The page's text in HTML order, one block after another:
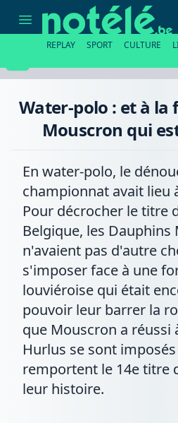
fin,
Mouscron
REPLAY SPORT CULTURE
Water-polo : et à la
Mouscron qui
En water-polo, le
championnat avait lieu
Pour décrocher le titre
Belgique, les
n'avaient pas d'autre
s'imposer face à une
louviéroise qui était
pouvoir leur barrer la
que Mouscron a réussi
Hurlus se sont
remportent le 14e titre
leur histoire.